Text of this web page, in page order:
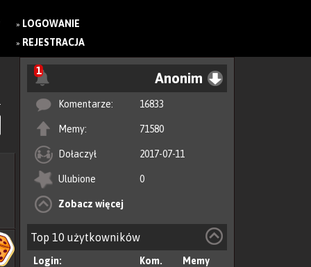
» LOGOWANIE
» REJESTRACJA
1 Anonim
Komentarze: 16833
Memy: 71580
Dołaczył 2017-07-11
Ulubione 0
Zobacz więcej
Top 10 użytkowników
Login: Kom.
Memy